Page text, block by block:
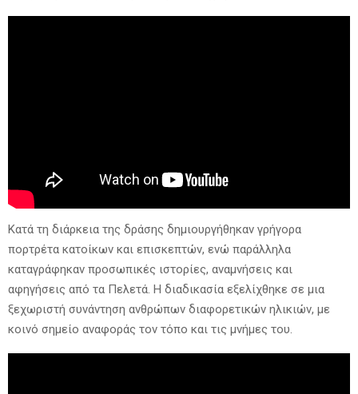
Κατά τη διάρκεια της δράσης δημιουργήθηκαν γρήγορα
πορτρέτα κατοίκων και επισκεπτών, ενώ παράλληλα
καταγράφηκαν προσωπικές ιστορίες, αναμνήσεις και
αφηγήσεις από τα Πελετά. Η διαδικασία εξελίχθηκε σε μια
ξεχωριστή συνάντηση ανθρώπων διαφορετικών ηλικιών, με
κοινό σημείο αναφοράς τον τόπο και τις μνήμες του.